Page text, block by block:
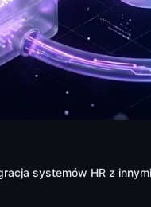
systemów HR z